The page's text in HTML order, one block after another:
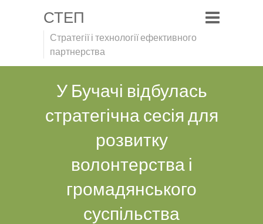
СТЕП
Стратегії і технології ефективного
партнерства
У Бучачі відбулась
стратегічна сесія для
розвитку
волонтерства і
громадянського
суспільства